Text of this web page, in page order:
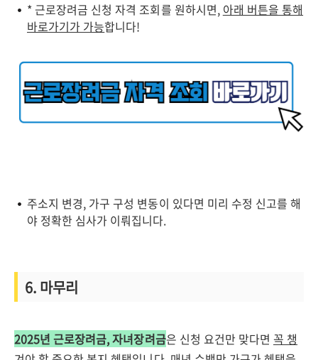
* 근로장려금 신청 자격 조회를 원하시면, 아래 버튼을 통해
바로가기가 가능합니다!
주소지 변경, 가구 구성 변동이 있다면 미리 수정 신고를 해
야 정확한 심사가 이뤄집니다.
6. 마무리
2025년 근로장려금, 자녀장려금은 신청 요건만 맞다면 꼭 챙